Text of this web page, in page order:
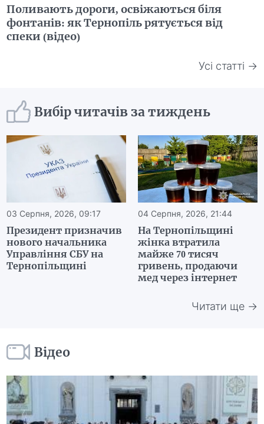
Поливають дороги, освіжаються біля
фонтанів: як Тернопіль рятується від
спеки (відео)
Усі статті →
Вибір читачів за тиждень
03 Серпня, 2026, 09:17
Президент призначив
нового начальника
Управління СБУ на
Тернопільщині
04 Серпня, 2026, 21:44
На Тернопільщині
жінка втратила
майже 70 тисяч
гривень, продаючи
мед через інтернет
Читати ще →
Відео